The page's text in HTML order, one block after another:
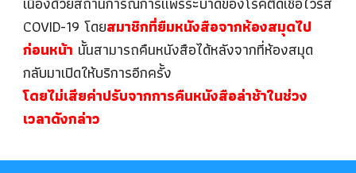
COVID-19 โดยสมาชิกที่ยืมหนังสือจากห้องสมุดไป
ก่อนหน้า นั้นสามารถคืนหนังสือได้หลังจากที่ห้องสมุด
กลับมาเปิดให้บริการอีกครั้ง
โดยไม่เสียค่าปรับจากการคืนหนังสือล่าช้าในช่วง
เวลาดังกล่าว